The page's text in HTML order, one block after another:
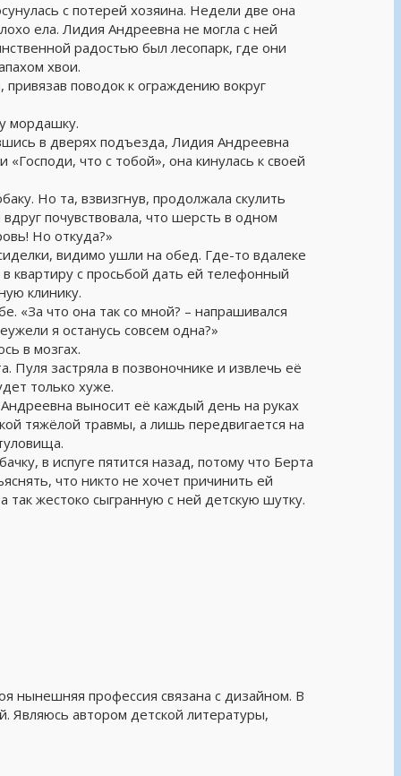
с потерей хозяина. Недели две она
ела. Лидия Андреевна не могла с ней
радостью был лесопарк, где они
хвои.
поводок к ограждению вокруг
мордашку.
в дверях подъезда, Лидия Андреевна
что с тобой», она кинулась к своей
Но та, взвизгнув, продолжала скулить
почувствовала, что шерсть в одном
Но откуда?»
видимо ушли на обед. Где-то вдалеке
квартиру с просьбой дать ей телефонный
клинику.
«За что она так со мной? – напрашивался
я останусь совсем одна?»
в мозгах.
Пуля застряла в позвоночнике и извлечь её
только хуже.
выносит её каждый день на руках
тяжёлой травмы, а лишь передвигается на
в испуге пятится назад, потому что Берта
что никто не хочет причинить ей
так жестоко сыгранную с ней детскую шутку.
нынешняя профессия связана с дизайном. В
Являюсь автором детской литературы,